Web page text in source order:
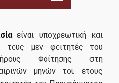
Επιτροπή
είναι υποχρεωτική και
τους μεν φοιτητές του
Φοίτησης στη
μηνών του έτους